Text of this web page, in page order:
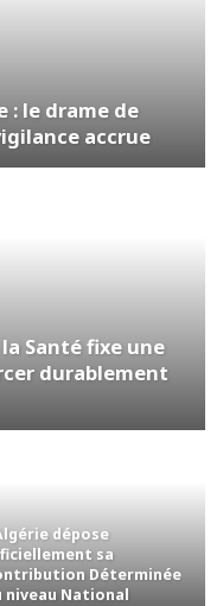
: le drame de
accrue
Santé fixe une
durablement
dépose
sa
Déterminée
niveau National